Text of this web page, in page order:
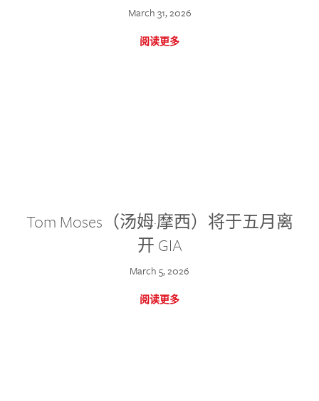
March 31, 2026
阅读更多
Tom Moses（汤姆·摩西）将于五月离
开 GIA
March 5, 2026
阅读更多